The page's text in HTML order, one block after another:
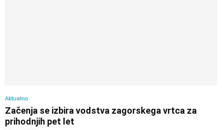
Aktualno
Začenja se izbira vodstva zagorskega vrtca za
prihodnjih pet let